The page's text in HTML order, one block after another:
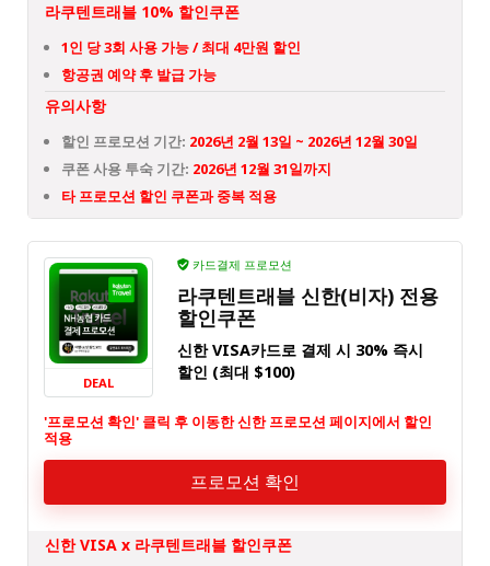
라쿠텐트래블 10% 할인쿠폰
1인 당 3회 사용 가능 / 최대 4만원 할인
항공권 예약 후 발급 가능
유의사항
할인 프로모션 기간: 2026년 2월 13일 ~ 2026년 12월 30일
쿠폰 사용 투숙 기간: 2026년 12월 31일까지
타 프로모션 할인 쿠폰과 중복 적용
DEAL
카드결제 프로모션
라쿠텐트래블 신한(비자) 전용
할인쿠폰
신한 VISA카드로 결제 시 30% 즉시
할인 (최대 $100)
'프로모션 확인' 클릭 후 이동한 신한 프로모션 페이지에서 할인
적용
프로모션 확인
신한 VISA x 라쿠텐트래블 할인쿠폰